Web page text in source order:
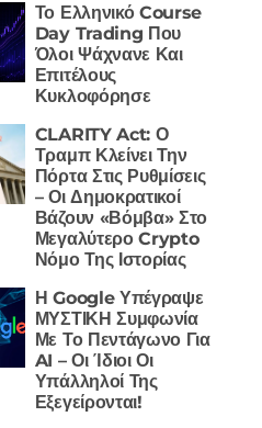
Το Ελληνικό Course
Day Trading Που
Όλοι Ψάχνανε Και
Επιτέλους
Κυκλοφόρησε
CLARITY Act: Ο
Τραμπ Κλείνει Την
Πόρτα Στις Ρυθμίσεις
– Οι Δημοκρατικοί
Βάζουν «Βόμβα» Στο
Μεγαλύτερο Crypto
Νόμο Της Ιστορίας
Η Google Υπέγραψε
ΜΥΣΤΙΚΗ Συμφωνία
Με Το Πεντάγωνο Για
AI – Οι Ίδιοι Οι
Υπάλληλοί Της
Εξεγείρονται!